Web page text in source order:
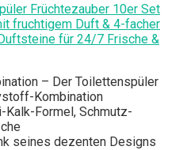
Früchtezauber 10er Set
fruchtigem Duft & 4-facher
für 24/7 Frische &
– Der Toilettenspüler
Kombination
Kalk-Formel, Schmutz-
seines dezenten Designs